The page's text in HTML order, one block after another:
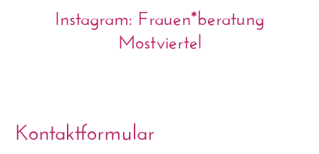
Instagram: Frauen*beratung
Mostviertel
Kontaktformular